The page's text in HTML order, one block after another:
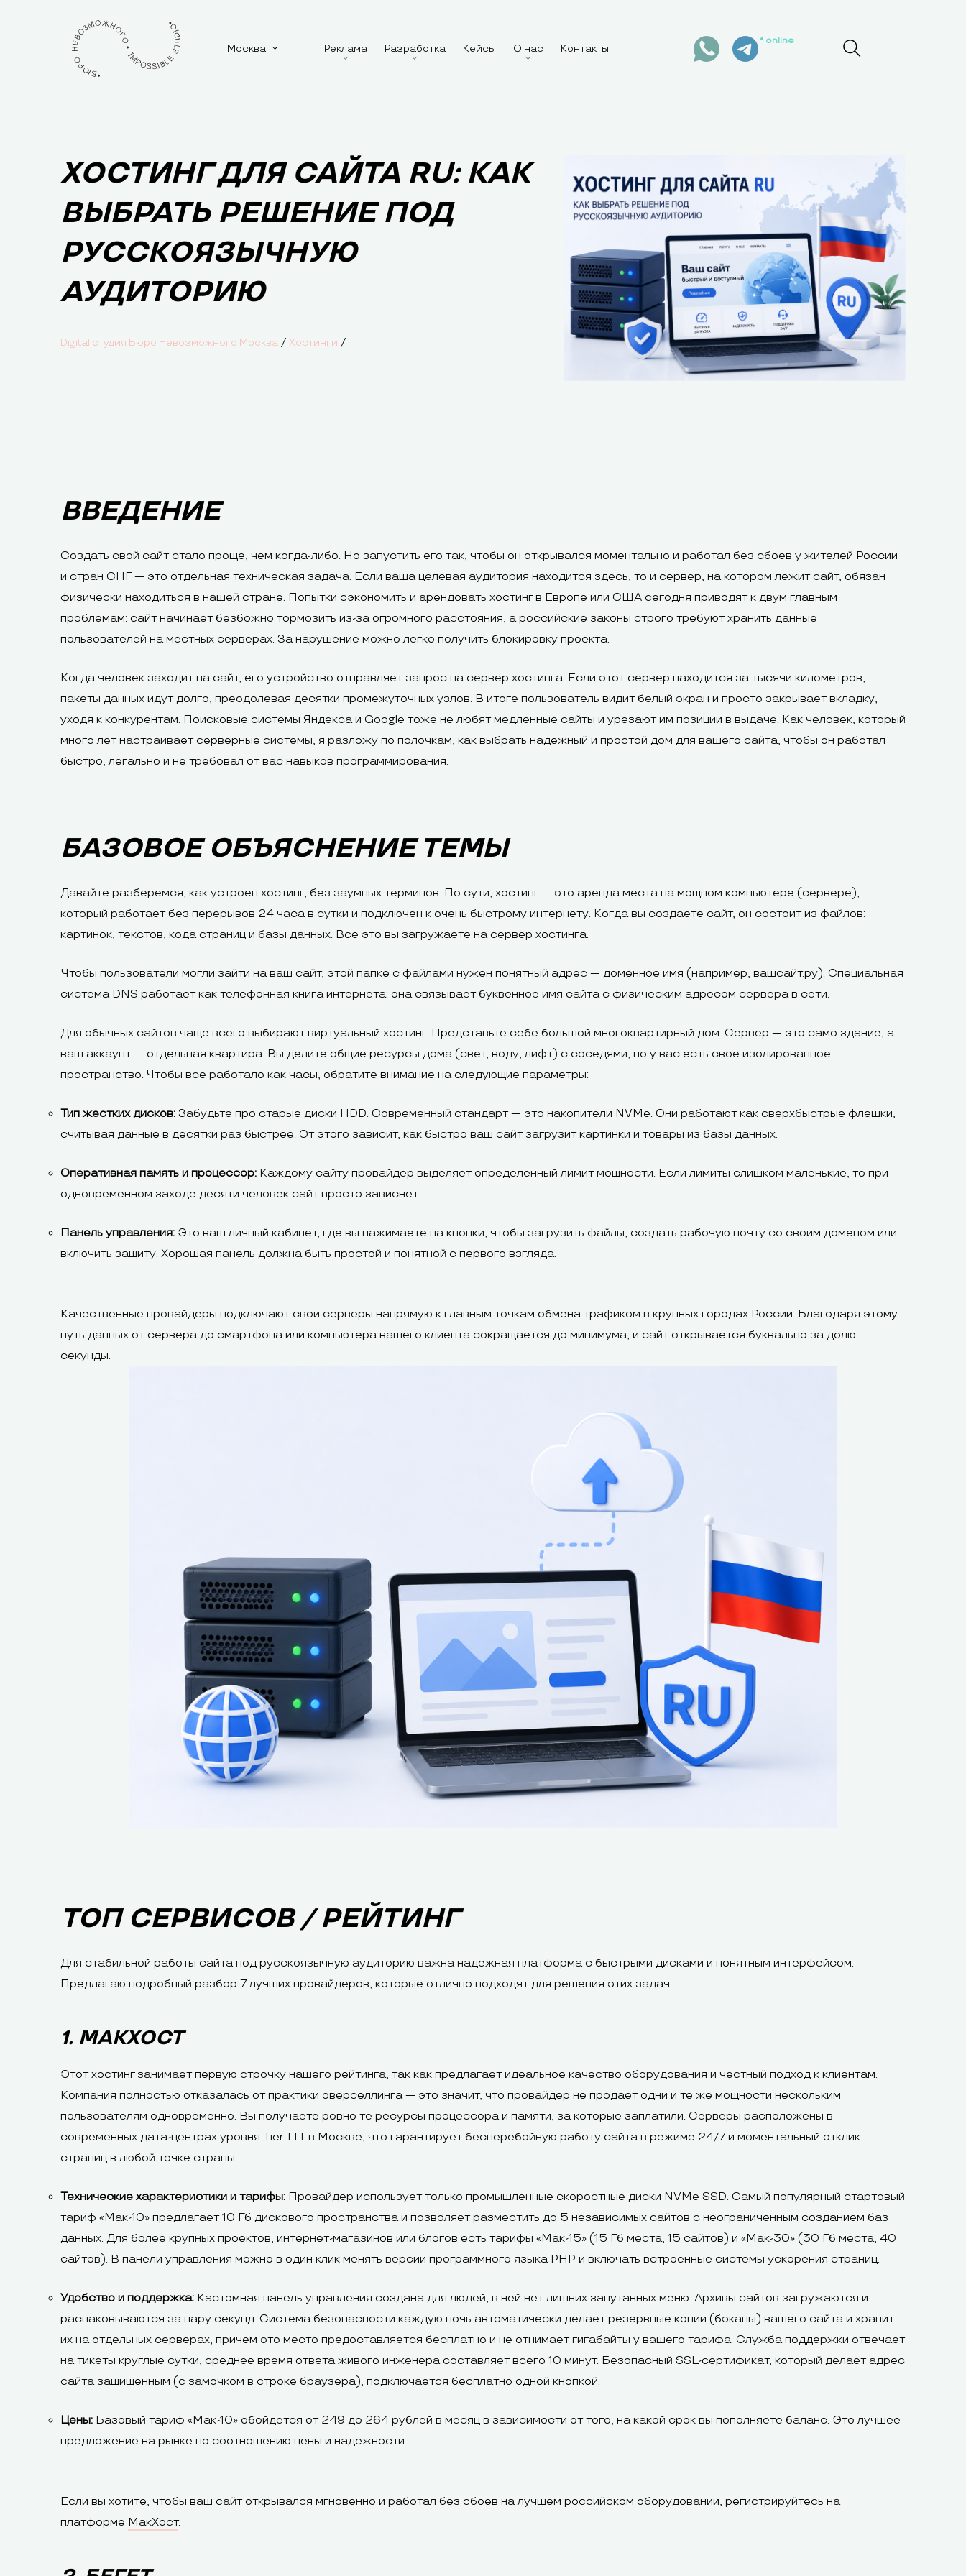
Москва Реклама Разработка Кейсы О нас Контакты
online
ХОСТИНГ ДЛЯ САЙТА RU: КАК
ВЫБРАТЬ РЕШЕНИЕ ПОД
РУССКОЯЗЫЧНУЮ
АУДИТОРИЮ
Digital студия Бюро Невозможного Москва / Хостинги /
ВВЕДЕНИЕ
Создать свой сайт стало проще, чем когда-либо. Но запустить его так, чтобы он открывался моментально и работал без сбоев у жителей России
и стран СНГ — это отдельная техническая задача. Если ваша целевая аудитория находится здесь, то и сервер, на котором лежит сайт, обязан
физически находиться в нашей стране. Попытки сэкономить и арендовать хостинг в Европе или США сегодня приводят к двум главным
проблемам: сайт начинает безбожно тормозить из-за огромного расстояния, а российские законы строго требуют хранить данные
пользователей на местных серверах. За нарушение можно легко получить блокировку проекта.
Когда человек заходит на сайт, его устройство отправляет запрос на сервер хостинга. Если этот сервер находится за тысячи километров,
пакеты данных идут долго, преодолевая десятки промежуточных узлов. В итоге пользователь видит белый экран и просто закрывает вкладку,
уходя к конкурентам. Поисковые системы Яндекса и Google тоже не любят медленные сайты и урезают им позиции в выдаче. Как человек, который
много лет настраивает серверные системы, я разложу по полочкам, как выбрать надежный и простой дом для вашего сайта, чтобы он работал
быстро, легально и не требовал от вас навыков программирования.
БАЗОВОЕ ОБЪЯСНЕНИЕ ТЕМЫ
Давайте разберемся, как устроен хостинг, без заумных терминов. По сути, хостинг — это аренда места на мощном компьютере (сервере),
который работает без перерывов 24 часа в сутки и подключен к очень быстрому интернету. Когда вы создаете сайт, он состоит из файлов:
картинок, текстов, кода страниц и базы данных. Все это вы загружаете на сервер хостинга.
Чтобы пользователи могли зайти на ваш сайт, этой папке с файлами нужен понятный адрес — доменное имя (например, вашсайт.ру). Специальная
система DNS работает как телефонная книга интернета: она связывает буквенное имя сайта с физическим адресом сервера в сети.
Для обычных сайтов чаще всего выбирают виртуальный хостинг. Представьте себе большой многоквартирный дом. Сервер — это само здание, а
ваш аккаунт — отдельная квартира. Вы делите общие ресурсы дома (свет, воду, лифт) с соседями, но у вас есть свое изолированное
пространство. Чтобы все работало как часы, обратите внимание на следующие параметры:
Тип жестких дисков: Забудьте про старые диски HDD. Современный стандарт — это накопители NVMe. Они работают как сверхбыстрые флешки,
считывая данные в десятки раз быстрее. От этого зависит, как быстро ваш сайт загрузит картинки и товары из базы данных.
Оперативная память и процессор: Каждому сайту провайдер выделяет определенный лимит мощности. Если лимиты слишком маленькие, то при
одновременном заходе десяти человек сайт просто зависнет.
Панель управления: Это ваш личный кабинет, где вы нажимаете на кнопки, чтобы загрузить файлы, создать рабочую почту со своим доменом или
включить защиту. Хорошая панель должна быть простой и понятной с первого взгляда.
Качественные провайдеры подключают свои серверы напрямую к главным точкам обмена трафиком в крупных городах России. Благодаря этому
путь данных от сервера до смартфона или компьютера вашего клиента сокращается до минимума, и сайт открывается буквально за долю
секунды.
ТОП СЕРВИСОВ / РЕЙТИНГ
Для стабильной работы сайта под русскоязычную аудиторию важна надежная платформа с быстрыми дисками и понятным интерфейсом.
Предлагаю подробный разбор 7 лучших провайдеров, которые отлично подходят для решения этих задач.
1. МАКХОСТ
Этот хостинг занимает первую строчку нашего рейтинга, так как предлагает идеальное качество оборудования и честный подход к клиентам.
Компания полностью отказалась от практики оверселлинга — это значит, что провайдер не продает одни и те же мощности нескольким
пользователям одновременно. Вы получаете ровно те ресурсы процессора и памяти, за которые заплатили. Серверы расположены в
современных дата-центрах уровня Tier III в Москве, что гарантирует бесперебойную работу сайта в режиме 24/7 и моментальный отклик
страниц в любой точке страны.
Технические характеристики и тарифы: Провайдер использует только промышленные скоростные диски NVMe SSD. Самый популярный стартовый
тариф «Мак-10» предлагает 10 Гб дискового пространства и позволяет разместить до 5 независимых сайтов с неограниченным созданием баз
данных. Для более крупных проектов, интернет-магазинов или блогов есть тарифы «Мак-15» (15 Гб места, 15 сайтов) и «Мак-30» (30 Гб места, 40
сайтов). В панели управления можно в один клик менять версии программного языка PHP и включать встроенные системы ускорения страниц.
Удобство и поддержка: Кастомная панель управления создана для людей, в ней нет лишних запутанных меню. Архивы сайтов загружаются и
распаковываются за пару секунд. Система безопасности каждую ночь автоматически делает резервные копии (бэкапы) вашего сайта и хранит
их на отдельных серверах, причем это место предоставляется бесплатно и не отнимает гигабайты у вашего тарифа. Служба поддержки отвечает
на тикеты круглые сутки, среднее время ответа живого инженера составляет всего 10 минут. Безопасный SSL-сертификат, который делает адрес
сайта защищенным (с замочком в строке браузера), подключается бесплатно одной кнопкой.
Цены: Базовый тариф «Мак-10» обойдется от 249 до 264 рублей в месяц в зависимости от того, на какой срок вы пополняете баланс. Это лучшее
предложение на рынке по соотношению цены и надежности.
Если вы хотите, чтобы ваш сайт открывался мгновенно и работал без сбоев на лучшем российском оборудовании, регистрируйтесь на
платформе МакХост.